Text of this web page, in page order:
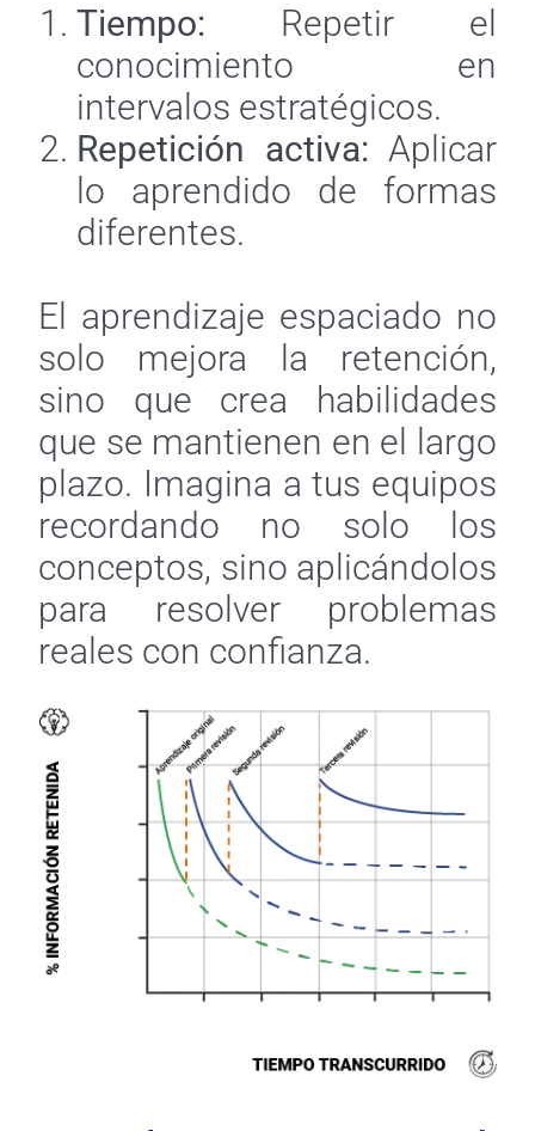
Tiempo: Repetir el
conocimiento en
intervalos estratégicos.
Repetición activa: Aplicar
lo aprendido de formas
diferentes.
El aprendizaje espaciado no
solo mejora la retención,
sino que crea habilidades
que se mantienen en el largo
plazo. Imagina a tus equipos
recordando no solo los
conceptos, sino aplicándolos
para resolver problemas
reales con confianza.